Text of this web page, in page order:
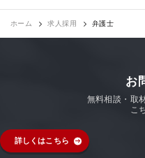
ホーム 求人採用 弁護士
お
無料相談・取
こ
詳しくはこちら